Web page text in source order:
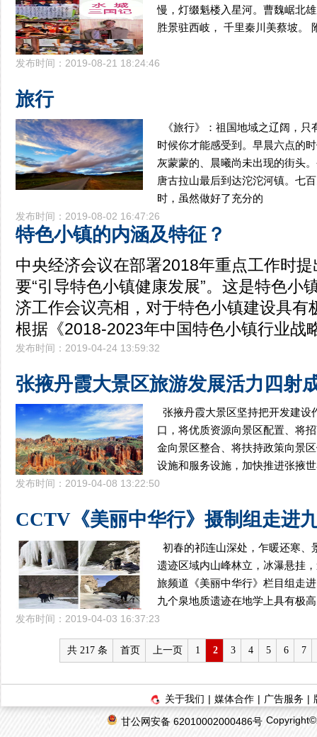
慢，灯缀魁楼入星河。曹魏崌北
胜景驻西岐， 千里秦川美蔡坡。
发布时间：2019-08-21 18:24:46
旅行
《旅行》：祖国地域之辽阔，
时候你才能感受到。早晨六点的
灰蒙蒙的、晨曦尚未出现的街头
唐古拉山最后到达沱沱河镇。七
时，虽然做好了充分的
发布时间：2019-08-02 16:47:26
特色小镇的内涵及特征？
中央经济会议在部署2018年重点工作时
要“引导特色小镇健康发展”。这是特色小
济工作会议亮相，对于特色小镇建设具有
根据《2018-2023年中国特色小镇行业战
发布时间：2019-04-24 13:59:32
张掖丹霞大景区旅游发展活力四射
张掖丹霞大景区坚持把开发建设
口，将优质资源向景区配置、将
金向景区整合、将扶持政策向景
设施和服务设施，加快推进张掖
发布时间：2019-04-08 13:22:50
CCTV《美丽中华行》摄制组走进
初春的祁连山深处，乍暖还寒、
遗迹区域内山峰林立，冰瀑悬挂
旅频道《美丽中华行》栏目组走
九个泉地质遗迹在地学上具有极
发布时间：2019-04-03 16:37:23
共 217 条 首页 上一页 1 2 3 4 5 6 7
关于我们 | 媒体合作 | 广告服务 |
甘公网安备 62010002000486号